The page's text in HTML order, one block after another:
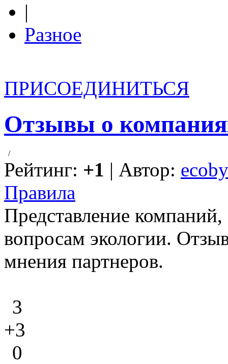
|
Разное
ПРИСОЕДИНИТЬСЯ
Отзывы о
/
Рейтинг: +1 | Автор:
Правила
Представление
вопросам экологии.
мнения партнеров.
3
+3
0